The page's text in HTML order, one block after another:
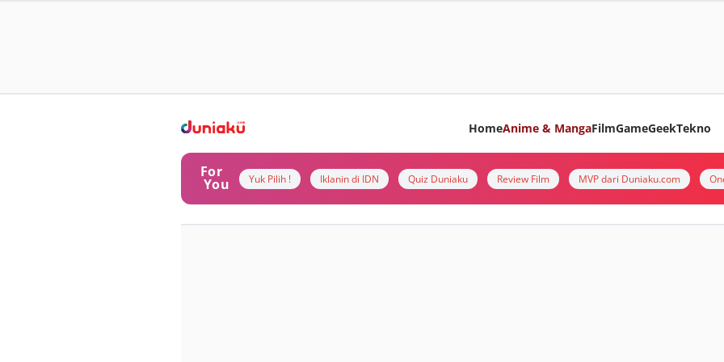
HomeAnime & MangaFilmGameGeekTekno
For
You Yuk Pilih ! Iklanin di IDN Quiz Duniaku Review Film MVP dari Duniaku.com